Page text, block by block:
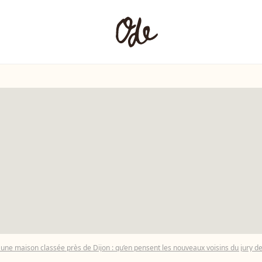
maison classée près de Dijon : qu’en pensent les nouveaux voisins du jury